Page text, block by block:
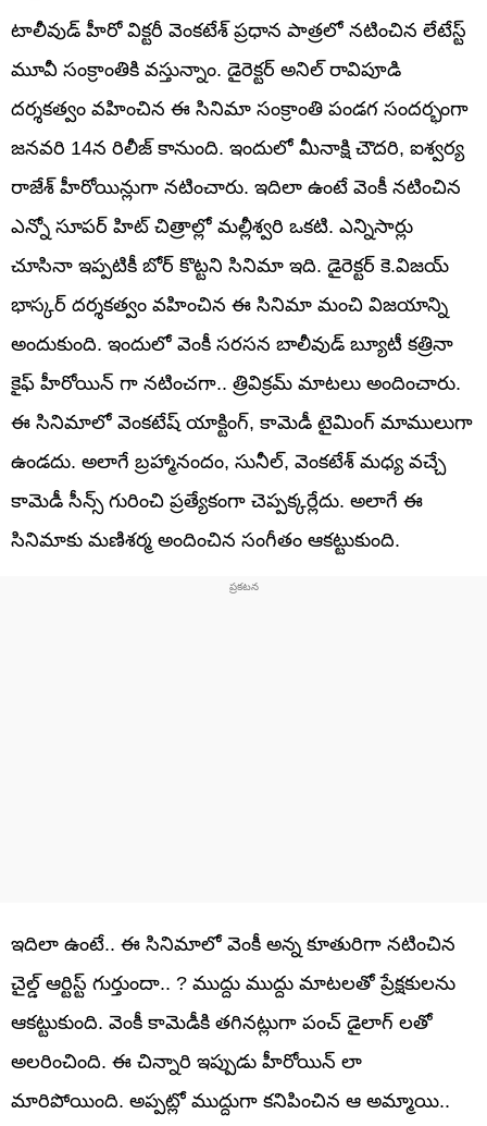
టాలీవుడ్ హీరో విక్టరీ వెంకటేశ్ ప్రధాన పాత్రలో నటించిన లేటేస్ట్
మూవీ సంక్రాంతికి వస్తున్నాం. డైరెక్టర్ అనిల్ రావిపూడి
దర్శకత్వం వహించిన ఈ సినిమా సంక్రాంతి పండగ సందర్భంగా
జనవరి 14న రిలీజ్ కానుంది. ఇందులో మీనాక్షి చౌదరి, ఐశ్వర్య
రాజేశ్ హీరోయిన్లుగా నటించారు. ఇదిలా ఉంటే వెంకీ నటించిన
ఎన్నో సూపర్ హిట్ చిత్రాల్లో మల్లీశ్వరి ఒకటి. ఎన్నిసార్లు
చూసినా ఇప్పటికీ బోర్ కొట్టని సినిమా ఇది. డైరెక్టర్ కె.విజయ్
భాస్కర్ దర్శకత్వం వహించిన ఈ సినిమా మంచి విజయాన్ని
అందుకుంది. ఇందులో వెంకీ సరసన బాలీవుడ్ బ్యూటీ కత్రినా
కైఫ్ హీరోయిన్ గా నటించగా.. త్రివిక్రమ్ మాటలు అందించారు.
ఈ సినిమాలో వెంకటేష్ యాక్టింగ్, కామెడీ టైమింగ్ మాములుగా
ఉండదు. అలాగే బ్రహ్మానందం, సునీల్, వెంకటేశ్ మధ్య వచ్చే
కామెడీ సీన్స్ గురించి ప్రత్యేకంగా చెప్పక్కర్లేదు. అలాగే ఈ
సినిమాకు మణిశర్మ అందించిన సంగీతం ఆకట్టుకుంది.
ఇదిలా ఉంటే.. ఈ సినిమాలో వెంకీ అన్న కూతురిగా నటించిన
చైల్డ్ ఆర్టిస్ట్ గుర్తుందా.. ? ముద్దు ముద్దు మాటలతో ప్రేక్షకులను
ఆకట్టుకుంది. వెంకీ కామెడీకి తగినట్లుగా పంచ్ డైలాగ్ లతో
అలరించింది. ఈ చిన్నారి ఇప్పుడు హీరోయిన్ లా
మారిపోయింది. అప్పట్లో ముద్దుగా కనిపించిన ఆ అమ్మాయి..